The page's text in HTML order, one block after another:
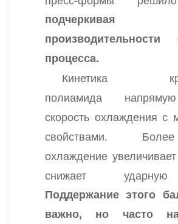
подчеркивая
процесса.
Кинетика
полиамида
скорость охлаждения с
свойствами.
охлаждение
снижает ударную
Поддержание этого
важно, но часто